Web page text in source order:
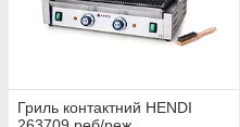
Гриль контактний HENDI